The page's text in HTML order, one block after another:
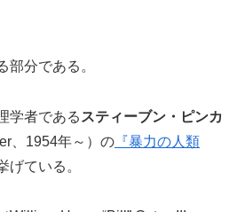
部分である。
学者である スティーブン・ピンカ
、1954年～）の 『暴力の人類
げている。